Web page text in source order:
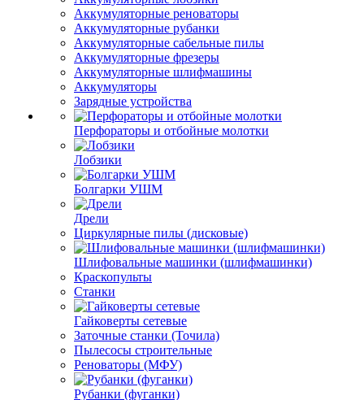
Аккумуляторные реноваторы
Аккумуляторные рубанки
Аккумуляторные сабельные пилы
Аккумуляторные фрезеры
Аккумуляторные шлифмашины
Аккумуляторы
Зарядные устройства
Перфораторы и отбойные молотки
Лобзики
Болгарки УШМ
Дрели
Циркулярные пилы (дисковые)
Шлифовальные машинки (шлифмашинки)
Краскопульты
Станки
Гайковерты сетевые
Заточные станки (Точила)
Пылесосы строительные
Реноваторы (МФУ)
Рубанки (фуганки)